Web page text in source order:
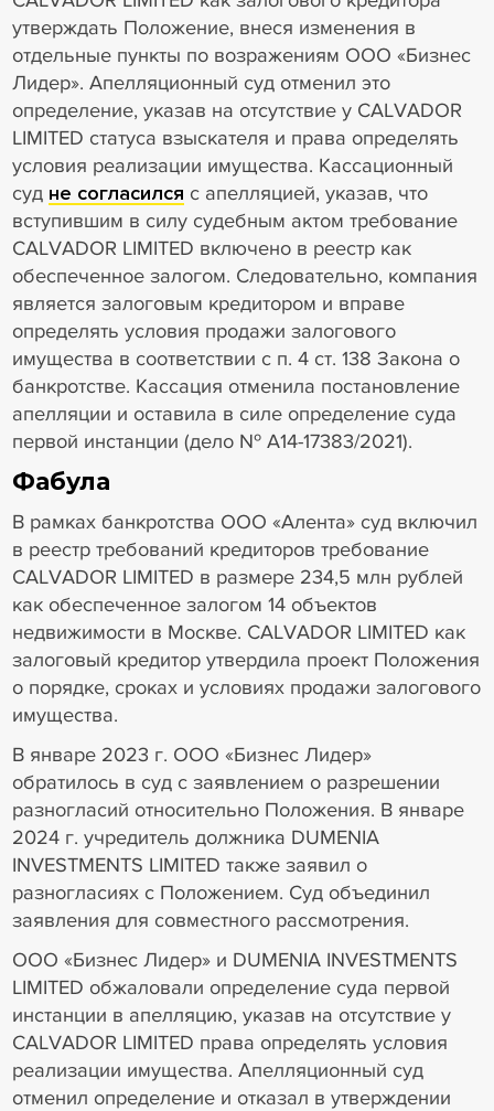
утверждать Положение, внеся изменения в
отдельные пункты по возражениям ООО «Бизнес
Лидер». Апелляционный суд отменил это
определение, указав на отсутствие у CALVADOR
LIMITED статуса взыскателя и права определять
условия реализации имущества. Кассационный
суд не согласился с апелляцией, указав, что
вступившим в силу судебным актом требование
CALVADOR LIMITED включено в реестр как
обеспеченное залогом. Следовательно, компания
является залоговым кредитором и вправе
определять условия продажи залогового
имущества в соответствии с п. 4 ст. 138 Закона о
банкротстве. Кассация отменила постановление
апелляции и оставила в силе определение суда
первой инстанции (дело № А14-17383/2021).
Фабула
В рамках банкротства ООО «Алента» суд включил
в реестр требований кредиторов требование
CALVADOR LIMITED в размере 234,5 млн рублей
как обеспеченное залогом 14 объектов
недвижимости в Москве. CALVADOR LIMITED как
залоговый кредитор утвердила проект Положения
о порядке, сроках и условиях продажи залогового
имущества.
В январе 2023 г. ООО «Бизнес Лидер»
обратилось в суд с заявлением о разрешении
разногласий относительно Положения. В январе
2024 г. учредитель должника DUMENIA
INVESTMENTS LIMITED также заявил о
разногласиях с Положением. Суд объединил
заявления для совместного рассмотрения.
ООО «Бизнес Лидер» и DUMENIA INVESTMENTS
LIMITED обжаловали определение суда первой
инстанции в апелляцию, указав на отсутствие у
CALVADOR LIMITED права определять условия
реализации имущества. Апелляционный суд
отменил определение и отказал в утверждении